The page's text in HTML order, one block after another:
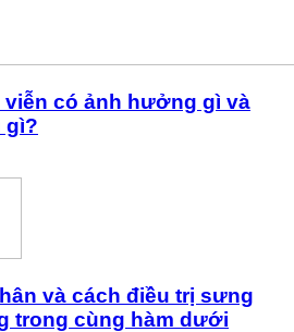
viễn có ảnh hưởng gì và
gì?
và cách điều trị sưng
trong cùng hàm dưới